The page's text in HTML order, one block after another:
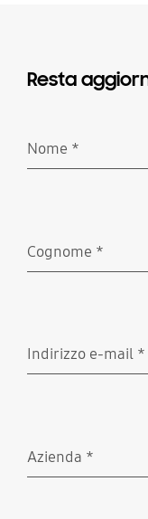
Resta
Nome *
Cognome *
Indirizzo e-mail *
Azienda *